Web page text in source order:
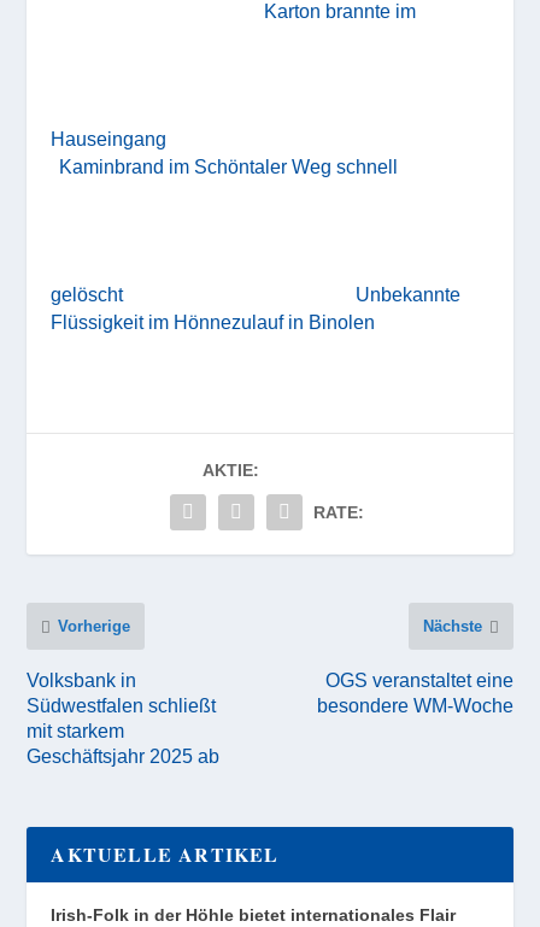
Karton brannte im
Hauseingang
Kaminbrand im Schöntaler Weg schnell
gelöscht
Unbekannte
Flüssigkeit im Hönnezulauf in Binolen
AKTIE:
RATE:
Vorherige
Volksbank in
Südwestfalen schließt
mit starkem
Geschäftsjahr 2025 ab
Nächste
OGS veranstaltet eine
besondere WM-Woche
AKTUELLE ARTIKEL
Irish-Folk in der Höhle bietet internationales Flair